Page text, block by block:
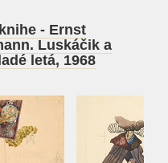
- Ernst
Luskáčik a
letá, 1968